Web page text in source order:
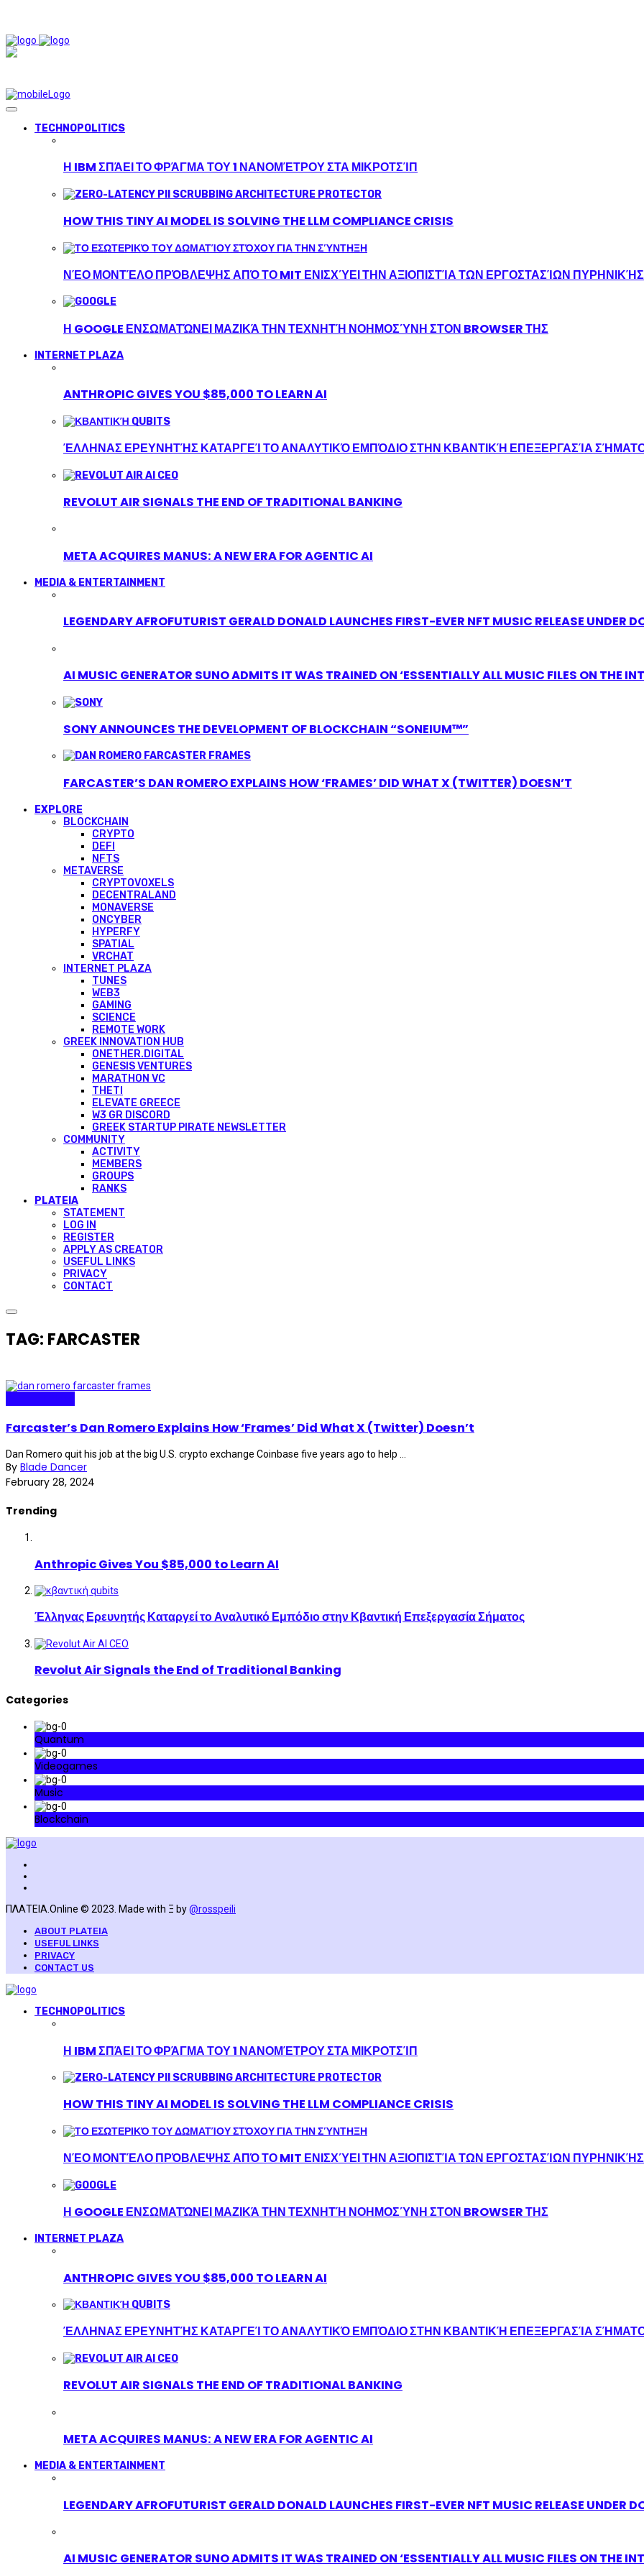
TECHNOPOLITICS
Η IBM ΣΠΆΕΙ ΤΟ ΦΡΆΓΜΑ ΤΟΥ 1 ΝΑΝΟΜΈΤΡΟΥ ΣΤΑ ΜΙΚΡΟΤΣΊΠ
HOW THIS TINY AI MODEL IS SOLVING THE LLM COMPLIANCE CRISIS
ΝΈΟ ΜΟΝΤΈΛΟ ΠΡΌΒΛΕΨΗΣ ΑΠΌ ΤΟ MIT ΕΝΙΣΧΎΕΙ ΤΗΝ ΑΞΙΟΠΙΣΤΊΑ ΤΩΝ ΕΡΓΟΣΤΑΣΊΩΝ
Η GOOGLE ΕΝΣΩΜΑΤΏΝΕΙ ΜΑΖΙΚΆ ΤΗΝ ΤΕΧΝΗΤΉ ΝΟΗΜΟΣΎΝΗ ΣΤΟΝ BROWSER ΤΗΣ
INTERNET PLAZA
ANTHROPIC GIVES YOU $85,000 TO LEARN AI
ΈΛΛΗΝΑΣ ΕΡΕΥΝΗΤΉΣ ΚΑΤΑΡΓΕΊ ΤΟ ΑΝΑΛΥΤΙΚΌ ΕΜΠΌΔΙΟ ΣΤΗΝ ΚΒΑΝΤΙΚΉ ΕΠΕΞΕΡΓΑΣΊΑ
REVOLUT AIR SIGNALS THE END OF TRADITIONAL BANKING
META ACQUIRES MANUS: A NEW ERA FOR AGENTIC AI
MEDIA & ENTERTAINMENT
LEGENDARY AFROFUTURIST GERALD DONALD LAUNCHES FIRST-EVER NFT MUSIC RELEASE UNDER
AI MUSIC GENERATOR SUNO ADMITS IT WAS TRAINED ON ‘ESSENTIALLY ALL MUSIC FILES ON THE
SONY ANNOUNCES THE DEVELOPMENT OF BLOCKCHAIN “SONEIUM™”
FARCASTER’S DAN ROMERO EXPLAINS HOW ‘FRAMES’ DID WHAT X (TWITTER) DOESN’T
EXPLORE
BLOCKCHAIN
CRYPTO
DEFI
NFTS
METAVERSE
CRYPTOVOXELS
DECENTRALAND
MONAVERSE
ONCYBER
HYPERFY
SPATIAL
VRCHAT
INTERNET PLAZA
TUNES
WEB3
GAMING
SCIENCE
REMOTE WORK
GREEK INNOVATION HUB
ONETHER.DIGITAL
GENESIS VENTURES
MARATHON VC
THETI
ELEVATE GREECE
W3 GR DISCORD
GREEK STARTUP PIRATE NEWSLETTER
COMMUNITY
ACTIVITY
MEMBERS
GROUPS
RANKS
PLATEIA
STATEMENT
LOG IN
REGISTER
APPLY AS CREATOR
USEFUL LINKS
PRIVACY
CONTACT
TAG: FARCASTER
Farcaster’s Dan Romero Explains How ‘Frames’ Did What X (Twitter) Doesn’t
Dan Romero quit his job at the big U.S. crypto exchange Coinbase five years ago to help ...
By Blade Dancer
February 28, 2024
Trending
Anthropic Gives You $85,000 to Learn AI
Έλληνας Ερευνητής Καταργεί το Αναλυτικό Εμπόδιο στην Κβαντική Επεξεργασία Σήματος
Revolut Air Signals the End of Traditional Banking
Categories
Quantum
Videogames
Music
Blockchain
ΠΛΑΤΕΙΑ.Online © 2023. Made with Ξ by@rosspeili
ABOUT PLATEIA
USEFUL LINKS
PRIVACY
CONTACT US
TECHNOPOLITICS
Η IBM ΣΠΆΕΙ ΤΟ ΦΡΆΓΜΑ ΤΟΥ 1 ΝΑΝΟΜΈΤΡΟΥ ΣΤΑ ΜΙΚΡΟΤΣΊΠ
HOW THIS TINY AI MODEL IS SOLVING THE LLM COMPLIANCE CRISIS
ΝΈΟ ΜΟΝΤΈΛΟ ΠΡΌΒΛΕΨΗΣ ΑΠΌ ΤΟ MIT ΕΝΙΣΧΎΕΙ ΤΗΝ ΑΞΙΟΠΙΣΤΊΑ ΤΩΝ ΕΡΓΟΣΤΑΣΊΩΝ
Η GOOGLE ΕΝΣΩΜΑΤΏΝΕΙ ΜΑΖΙΚΆ ΤΗΝ ΤΕΧΝΗΤΉ ΝΟΗΜΟΣΎΝΗ ΣΤΟΝ BROWSER ΤΗΣ
INTERNET PLAZA
ANTHROPIC GIVES YOU $85,000 TO LEARN AI
ΈΛΛΗΝΑΣ ΕΡΕΥΝΗΤΉΣ ΚΑΤΑΡΓΕΊ ΤΟ ΑΝΑΛΥΤΙΚΌ ΕΜΠΌΔΙΟ ΣΤΗΝ ΚΒΑΝΤΙΚΉ ΕΠΕΞΕΡΓΑΣΊΑ
REVOLUT AIR SIGNALS THE END OF TRADITIONAL BANKING
META ACQUIRES MANUS: A NEW ERA FOR AGENTIC AI
MEDIA & ENTERTAINMENT
LEGENDARY AFROFUTURIST GERALD DONALD LAUNCHES FIRST-EVER NFT MUSIC RELEASE UNDER
AI MUSIC GENERATOR SUNO ADMITS IT WAS TRAINED ON ‘ESSENTIALLY ALL MUSIC FILES ON THE